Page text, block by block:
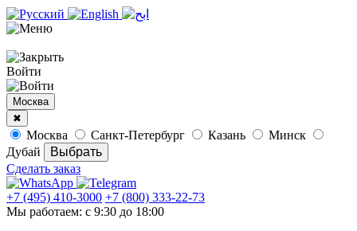
Войти
Москва
✖
Москва Санкт-Петербург Казань
Минск
Дубай
Сделать заказ
+7 (495) 410-3000 +7 (800) 333-22-73
Мы работаем: с 9:30 до 18:00